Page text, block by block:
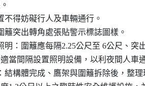
妨礙行人及車輛通行。
籬突出轉角處張貼警示標誌圖樣。
明：圍籬應每隔2.25公尺至 6公尺、
於適當間隔設置照明設備，以利夜間人車
結構體完成、鷹架與圍籬拆除後，整